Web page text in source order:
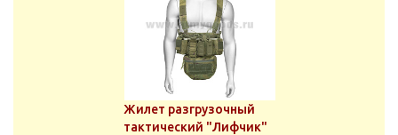
Жилет разгрузочный
тактический "Лифчик"